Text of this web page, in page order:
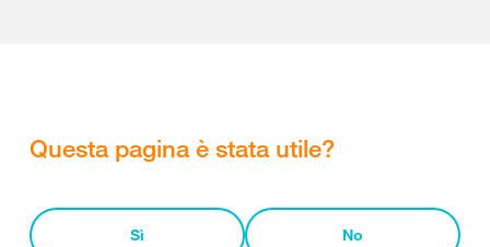
Questa pagina è stata utile?
Sì No